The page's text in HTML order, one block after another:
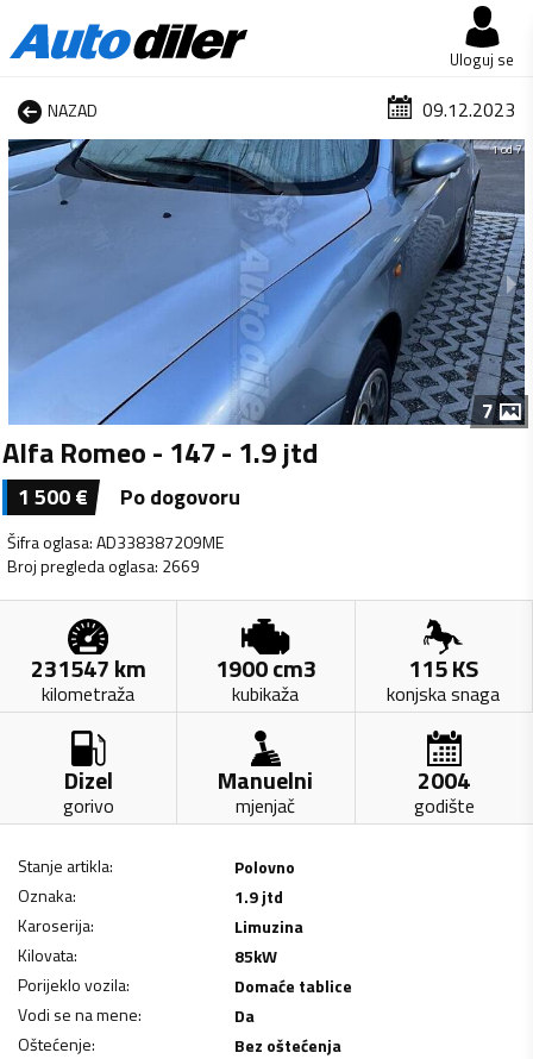
Uloguj se
NAZAD 09.12.2023
1 od 7
7
Alfa Romeo - 147 - 1.9 jtd
1 500€ Po dogovoru
Šifra oglasa:AD338387209ME
Broj pregleda oglasa: 2669
231547km
kilometraža
1900cm3
kubikaža
115KS
konjska snaga
Dizel
gorivo
Manuelni
mjenjač
2004
godište
Stanje artikla:
Polovno
Oznaka:
1.9 jtd
Karoserija:
Limuzina
Kilovata: 85kW
Porijeklo vozila:
Domaće tablice
Vodi se na mene:
Da
Oštećenje:
Bez oštećenja